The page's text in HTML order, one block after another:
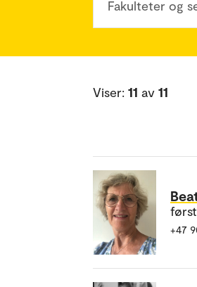
Fakulteter og
Viser: 11 av 11
+47